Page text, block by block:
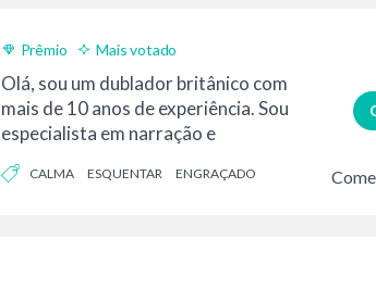
Prêmio Mais votado
Olá, sou um dublador britânico com
mais de 10 anos de experiência. Sou
especialista em narração e
CALMA ESQUENTAR ENGRAÇADO